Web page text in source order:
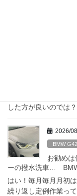
した方が良いのでは
2026/
BMW
お勧め
ーの撥水洗車…
はい！毎月毎月月初
繰り返し定例作業っ